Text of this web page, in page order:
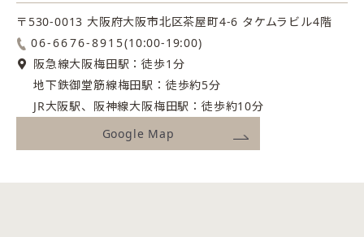
〒530-0013 大阪府大阪市北区茶屋町4-6 タケムラビル4階
06-6676-8915(10:00-19:00)
阪急線大阪梅田駅：徒歩1分
地下鉄御堂筋線梅田駅：徒歩約5分
JR大阪駅、阪神線大阪梅田駅：徒歩約10分
Google Map